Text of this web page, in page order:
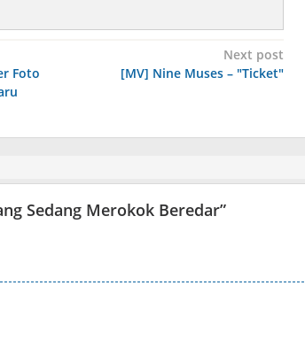
Foto
Next post
[MV] Nine Muses – "Ticket"
Sedang Merokok Beredar”